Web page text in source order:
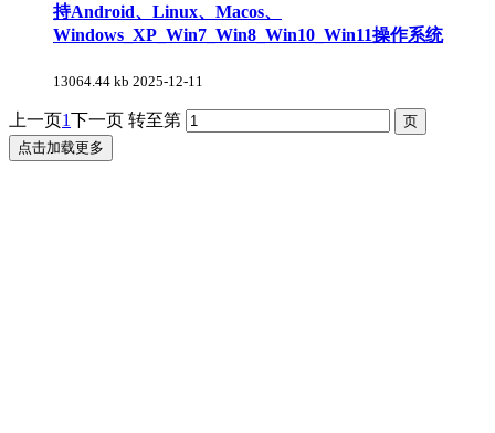
持Android、Linux、Macos、
Windows_XP_Win7_Win8_Win10_Win11操作系统
13064.44 kb 2025-12-11
上一页1下一页 转至第
点击加载更多